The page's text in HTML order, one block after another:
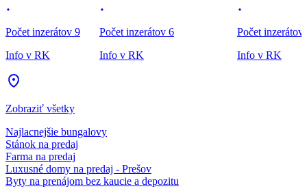
Počet inzerátov 9
Info v RK
Počet inzerátov 6
Info v RK
Počet inzerátov
Info v RK
Zobraziť všetky
Najlacnejšie bungalovy
Stánok na predaj
Farma na predaj
Luxusné domy na predaj - Prešov
Byty na prenájom bez kaucie a depozitu